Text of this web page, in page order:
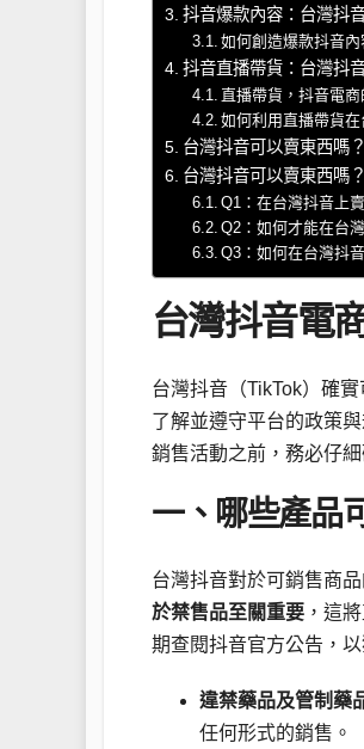
抖音爆款內容：台灣抖
如何創造爆款抖音內
抖音直播帶貨：台灣抖
直播帶貨，抖音電
如何利用直播帶貨
台灣抖音可以賣東西嗎
台灣抖音可以賣東西嗎
Q1：在台灣抖音上
Q2：如何才能在台
Q3：如何在台灣抖
台灣抖音電
台灣抖音（TikTok）確
了解並遵守平台的政策
銷售活動之前，務必仔
一、哪些產品
台灣抖音對於可銷售商
於禁售品至關重要 ，這
期查閱抖音官方公告，以
違禁藥品及管制藥
任何形式的銷售。